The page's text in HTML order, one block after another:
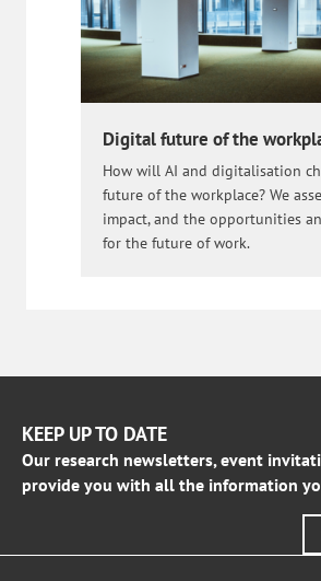
Digital future of the
How will AI and digitalisation
future of the workplace? We
impact, and the opportunities
for the future of work.
KEEP UP TO DATE
Our research newsletters, event
provide you with all the information